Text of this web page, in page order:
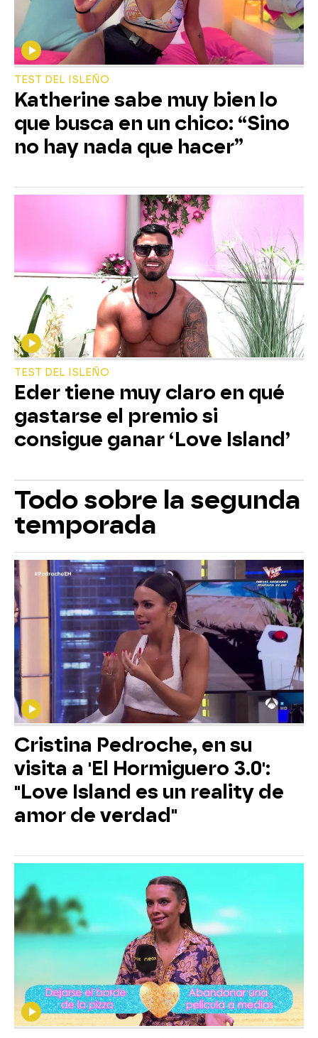
TEST DEL ISLEÑO
Katherine sabe muy bien lo
que busca en un chico: “Sino
no hay nada que hacer”
TEST DEL ISLEÑO
Eder tiene muy claro en qué
gastarse el premio si
consigue ganar ‘Love Island’
Todo sobre la segunda
temporada
Cristina Pedroche, en su
visita a 'El Hormiguero 3.0':
"Love Island es un reality de
amor de verdad"